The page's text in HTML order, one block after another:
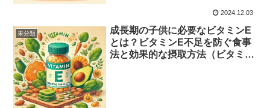
2024.12.03
未分類
成長期の子供に必要なビタミンE
とは？ビタミンE不足を防ぐ食事
法と効果的な摂取方法（ビタミン